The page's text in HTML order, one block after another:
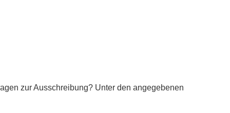
zur Ausschreibung? Unter den angegebenen